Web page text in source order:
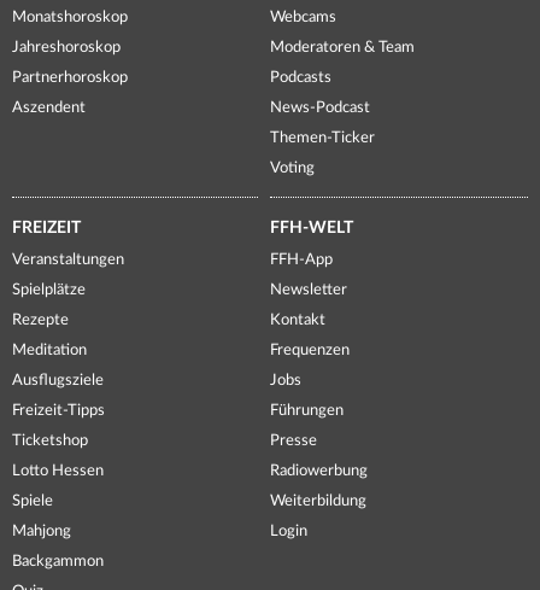
Monatshoroskop
Jahreshoroskop
Partnerhoroskop
Aszendent
Webcams
Moderatoren & Team
Podcasts
News-Podcast
Themen-Ticker
Voting
FREIZEIT
Veranstaltungen
Spielplätze
Rezepte
Meditation
Ausflugsziele
Freizeit-Tipps
Ticketshop
Lotto Hessen
Spiele
Mahjong
Backgammon
FFH-WELT
FFH-App
Newsletter
Kontakt
Frequenzen
Jobs
Führungen
Presse
Radiowerbung
Weiterbildung
Login